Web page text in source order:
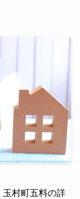
村町五料の詳